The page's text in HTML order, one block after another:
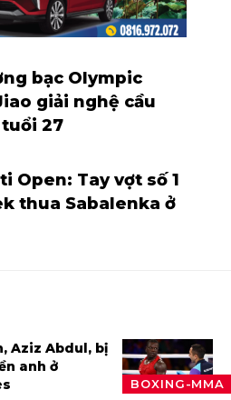
bạc Olympic
giải nghệ cầu
27
Open: Tay vợt số 1
thua Sabalenka ở
BOXING-MMA
Aziz Abdul, bị
anh ở